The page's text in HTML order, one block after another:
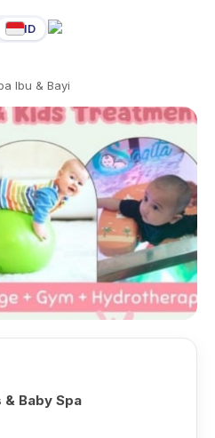
ID
Ibu & Bayi
Baby Spa